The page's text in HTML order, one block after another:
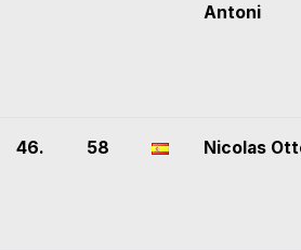
Antoni
46. 58 Nicolas